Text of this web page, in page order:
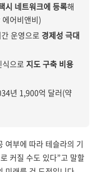
시 네트워크에 등록해
어비앤비)
운영으로 경제성 극대
으로 지도 구축 비용
년 1,900억 달러(약
여부에 따라 테슬라의 기
커질 수도 있다”고 말할